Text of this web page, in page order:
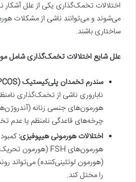
اختلالات تخمک‌گذاری یکی از علل آشکار
می‌شوند و می‌توانند ناشی از مشکلات
ساختاری باشند.
علل شایع اختلالات تخمک‌گذاری شامل
سندرم تخمدان پلی‌کیستیک(
ناباروری ناشی از تخمک‌گذاری
هورمون‌های جنسی زنانه
چرخه‌های قاعدگی نامنظم یا عدم
اختلالات هورمونی هیپوفیزی:
(هورمون لوتئینی‌کننده) می‌تواند
را مختل کند.